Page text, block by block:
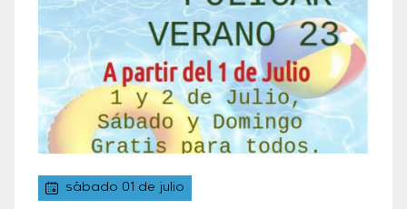
sábado 01 de julio